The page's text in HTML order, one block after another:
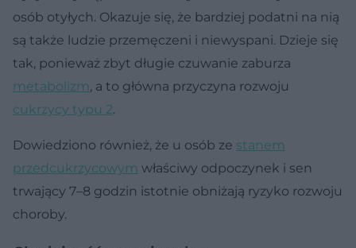
osób otyłych. Okazuje się, że bardziej podatni na nią
są także ludzie przemęczeni i niewyspani. Dzieje się
tak, ponieważ zbyt długie czuwanie zaburza
metabolizm, a to główna przyczyna rozwoju
cukrzycy typu 2.
Dowiedziono również, że u osób ze stanem
przedcukrzycowym właściwy odpoczynek i sen
trwający 7–8 godzin istotnie obniżają ryzyko rozwoju
choroby.